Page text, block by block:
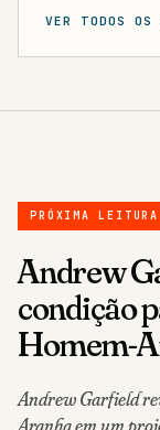
VER TODOS
PRÓXIMA LEITURA
Andrew
condição
Homem-
Andrew Garfield
Aranha em um